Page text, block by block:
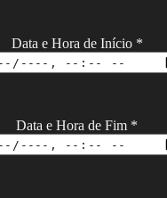
Data e Hora de Início *
Data e Hora de Fim *